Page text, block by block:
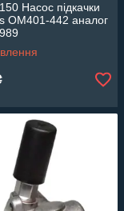
Насос підкачки
OM401-442 аналог